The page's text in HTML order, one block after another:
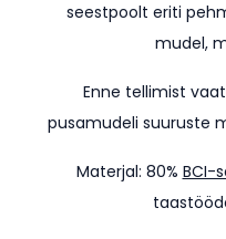
seestpoolt eriti
mudel,
Enne tellimist
pusamudeli suuruste
Materjal: 80% BCI-